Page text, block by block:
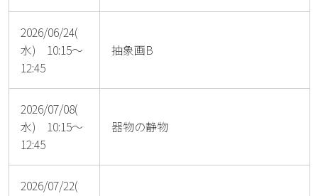
2026/06/24(
水) 10:15～
12:45
抽象画B
2026/07/08(
水) 10:15～
12:45
器物の静物
2026/07/22(